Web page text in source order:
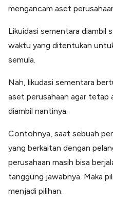
mengancam aset
Likuidasi sementara diambil
waktu yang ditentukan
semula.
Nah, likudasi sementara
aset perusahaan agar tetap
diambil nantinya.
Contohnya, saat sebuah
yang berkaitan dengan
perusahaan masih bisa
tanggung jawabnya. Maka
menjadi pilihan.